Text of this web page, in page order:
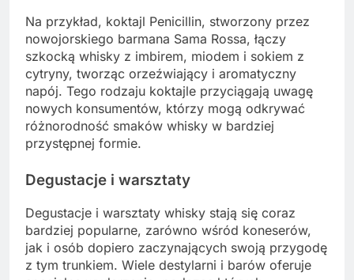
Na przykład, koktajl Penicillin, stworzony przez
nowojorskiego barmana Sama Rossa, łączy
szkocką whisky z imbirem, miodem i sokiem z
cytryny, tworząc orzeźwiający i aromatyczny
napój. Tego rodzaju koktajle przyciągają uwagę
nowych konsumentów, którzy mogą odkrywać
różnorodność smaków whisky w bardziej
przystępnej formie.
Degustacje i warsztaty
Degustacje i warsztaty whisky stają się coraz
bardziej popularne, zarówno wśród koneserów,
jak i osób dopiero zaczynających swoją przygodę
z tym trunkiem. Wiele destylarni i barów oferuje